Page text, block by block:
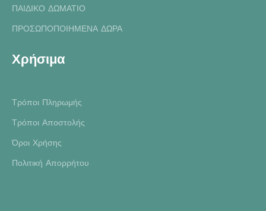
ΠΑΙΔΙΚΟ ΔΩΜΑΤΙΟ
ΠΡΟΣΩΠΟΠΟΙΗΜΕΝΑ ΔΩΡΑ
Χρήσιμα
Τρόποι Πληρωμής
Τρόποι Αποστολής
Όροι Χρήσης
Πολιτική Απορρήτου